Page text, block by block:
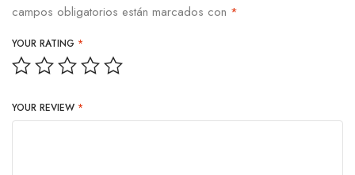
campos obligatorios están marcados con *
YOUR RATING *
YOUR REVIEW *